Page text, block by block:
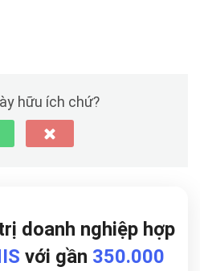
hữu ích chứ?
doanh nghiệp hợp
với gần 350.000